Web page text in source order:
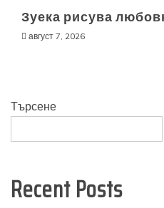
Зуека рисува
август 7, 2026
Търсене
Recent Posts